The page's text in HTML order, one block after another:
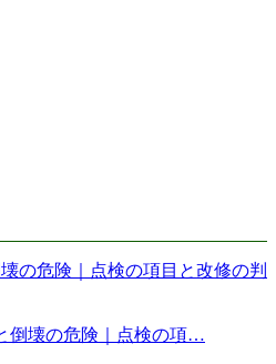
倒壊の危険｜点検の項…